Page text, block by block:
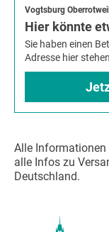
Vogtsburg Oberrotweil
Hier könnte
Sie haben einen
Adresse hier
Alle Informationen
alle Infos zu
Deutschland.